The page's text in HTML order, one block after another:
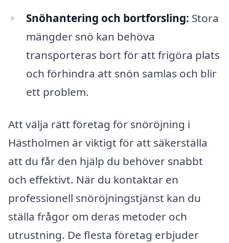
Snöhantering och bortforsling: Stora
mängder snö kan behöva
transporteras bort för att frigöra plats
och förhindra att snön samlas och blir
ett problem.
Att välja rätt företag för snöröjning i
Hästholmen är viktigt för att säkerställa
att du får den hjälp du behöver snabbt
och effektivt. När du kontaktar en
professionell snöröjningstjänst kan du
ställa frågor om deras metoder och
utrustning. De flesta företag erbjuder